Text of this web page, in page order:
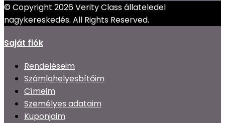
© Copyright 2026 Verity Class állateledel
nagykereskedés. All Rights Reserved.
Saját fiók
Rendeléseim
Számlahelyesbítőim
Címeim
Személyes adataim
Kuponjaim